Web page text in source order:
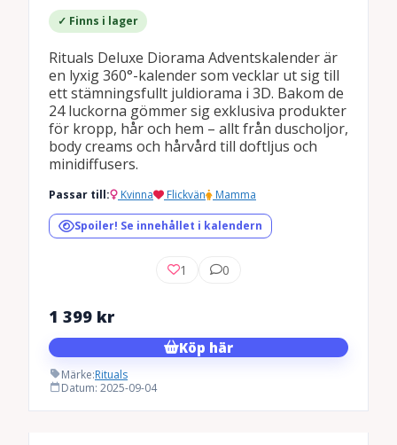
✓ Finns i lager
Rituals Deluxe Diorama Adventskalender är
en lyxig 360°-kalender som vecklar ut sig till
ett stämningsfullt juldiorama i 3D. Bakom de
24 luckorna gömmer sig exklusiva produkter
för kropp, hår och hem – allt från duscholjor,
body creams och hårvård till doftljus och
minidiffusers.
Passar till: Kvinna Flickvän Mamma
Spoiler! Se innehållet i kalendern
1 0
1 399 kr
Köp här
Märke:Rituals
Datum: 2025-09-04